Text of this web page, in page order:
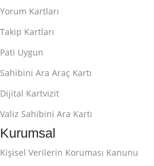
Yorum Kartları
Takip Kartları
Pati Uygun
Sahibini Ara Araç Kartı
Dijital Kartvizit
Valiz Sahibini Ara Kartı
Kurumsal
Kişisel Verilerin Koruması Kanunu